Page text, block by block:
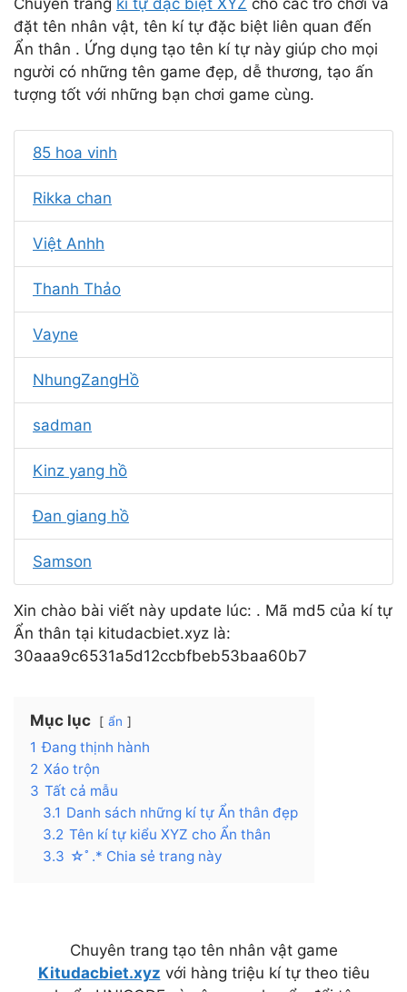
Chuyên trang kí tự đặc biệt XYZ cho các trò chơi và
đặt tên nhân vật, tên kí tự đặc biệt liên quan đến
Ẩn thân . Ứng dụng tạo tên kí tự này giúp cho mọi
người có những tên game đẹp, dễ thương, tạo ấn
tượng tốt với những bạn chơi game cùng.
85 hoa vinh
Rikka chan
Việt Anhh
Thanh Thảo
Vayne
NhungZangHồ
sadman
Kinz yang hồ
Đan giang hồ
Samson
Xin chào bài viết này update lúc: . Mã md5 của kí tự
Ẩn thân tại kitudacbiet.xyz là:
30aaa9c6531a5d12ccbfbeb53baa60b7
Mục lục ẩn
1 Đang thịnh hành
2 Xáo trộn
3 Tất cả mẫu
3.1 Danh sách những kí tự Ẩn thân đẹp
3.2 Tên kí tự kiểu XYZ cho Ẩn thân
3.3 ☆ﾟ.* Chia sẻ trang này
Chuyên trang tạo tên nhân vật game
Kitudacbiet.xyz với hàng triệu kí tự theo tiêu